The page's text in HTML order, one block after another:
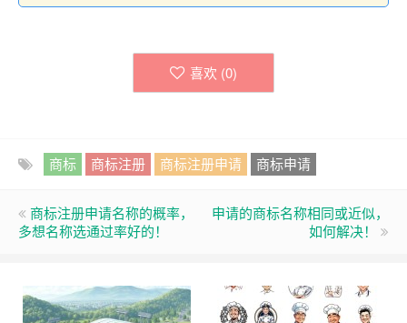
喜欢 (0)
商标 商标注册 商标注册申请 商标申请
商标注册申请名称的概率，
多想名称选通过率好的！
申请的商标名称相同或近似，
如何解决！